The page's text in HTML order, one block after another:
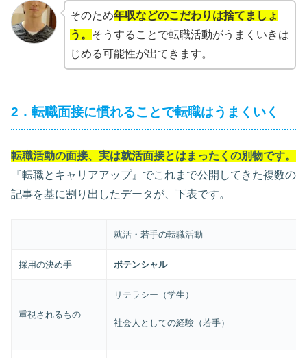
そのため年収などのこだわりは捨てましょ
う。 そうすることで転職活動がうまくいきは
じめる可能性が出てきます。
2．転職面接に慣れることで転職はうまくいく
転職活動の面接、実は就活面接とはまったくの別物です。
『転職とキャリアアップ』でこれまで公開してきた複数の
記事を基に割り出したデータが、下表です。
就活・若手の転職活動
採用の決め手 ポテンシャル
重視されるもの
リテラシー（学生）
社会人としての経験（若手）